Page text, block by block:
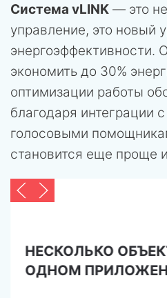
Система vLINK — это
управление, это новый
энергоэффективности.
экономить до 30%
оптимизации работы
благодаря интеграции
голосовыми
становится еще проще
НЕСКОЛЬКО
ОДНОМ